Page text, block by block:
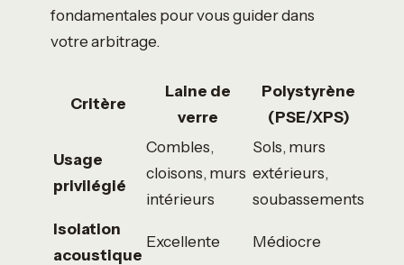
fondamentales pour vous guider dans
votre arbitrage.
Critère
Laine de
verre
Polystyrène
(PSE/XPS)
Usage
privilégié
Combles,
cloisons, murs
intérieurs
Sols, murs
extérieurs,
soubassements
Isolation
acoustique
Excellente Médiocre